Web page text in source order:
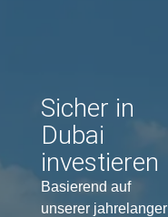
Sicher in
Dubai
investieren
Basierend auf
unserer jahrelanger